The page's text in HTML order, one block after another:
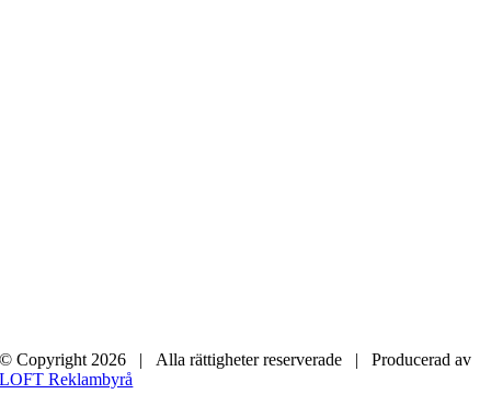
© Copyright 2026 | Alla rättigheter reserverade | Producerad av
LOFT Reklambyrå